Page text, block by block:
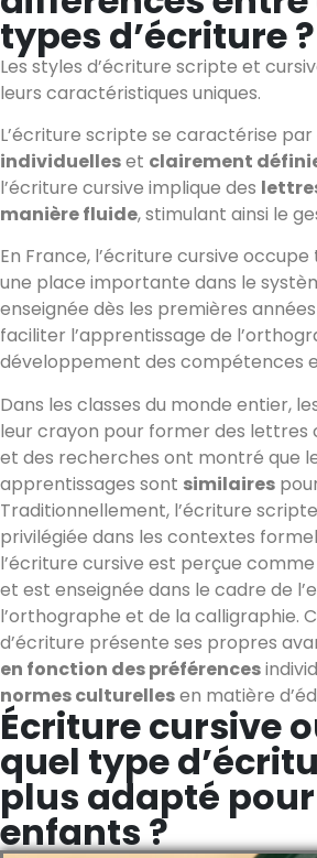
types d’écriture ?
Les styles d’écriture scripte et
leurs caractéristiques uniques.
L’écriture scripte se caractérise par
individuelleset clairement
l’écriture cursive implique des
manière fluide, stimulant ainsi le
En France, l’écriture cursive
une place importante dans le
enseignée dès les premières
faciliter l’apprentissage de
développement des compétences
Dans les classes du monde entier,
leur crayon pour former des lettres
et des recherches ont montré que
apprentissages sont similaires
Traditionnellement, l’écriture
privilégiée dans les contextes
l’écriture cursive est perçue
et est enseignée dans le cadre de
l’orthographe et de la calligraphie.
d’écriture présente ses propres
en fonction des préférences
normes culturellesen matière
Écriture cursive
quel type
plus adapté
enfants ?